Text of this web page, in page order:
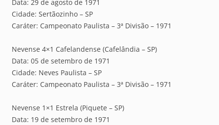
Data: 29 de agosto de 1971
Cidade: Sertãozinho – SP
Caráter: Campeonato Paulista – 3ª Divisão – 1971
Nevense 4×1 Cafelandense (Cafelândia – SP)
Data: 05 de setembro de 1971
Cidade: Neves Paulista – SP
Caráter: Campeonato Paulista – 3ª Divisão – 1971
Nevense 1×1 Estrela (Piquete – SP)
Data: 19 de setembro de 1971